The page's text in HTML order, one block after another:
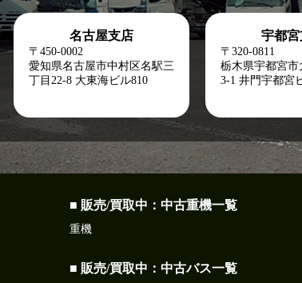
名古屋支店
〒450-0002
愛知県名古屋市中村区名駅三
丁目22-8 大東海ビル810
宇都
〒320-0811
栃木県宇都宮市
3-1 井門宇都宮
■ 販売/買取中：中古重機一覧
重機
■ 販売/買取中：中古バス一覧